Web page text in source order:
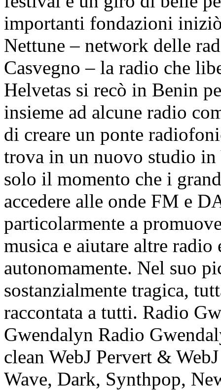
importanti fondazioni
Nettune – network delle
Casvegno – la radio che
Helvetas si recò in Benin
insieme ad alcune radio
di creare un ponte
trova in un nuovo studio in
solo il momento che i
accedere alle onde FM e
particolarmente a
musica e aiutare altre radio
autonomamente. Nel suo
sostanzialmente tragica,
raccontata a tutti. Radio
Gwendalyn Radio
clean WebJ Pervert &
Wave, Dark, Synthpop,